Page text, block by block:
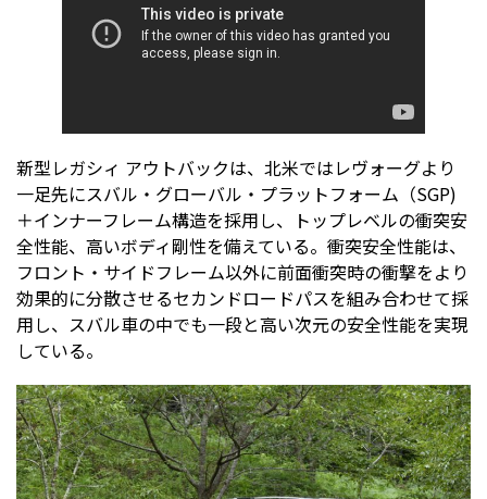
新型レガシィ アウトバックは、北米ではレヴォーグより
一足先にスバル・グローバル・プラットフォーム（SGP)
＋インナーフレーム構造を採用し、トップレベルの衝突安
全性能、高いボディ剛性を備えている。衝突安全性能は、
フロント・サイドフレーム以外に前面衝突時の衝撃をより
効果的に分散させるセカンドロードパスを組み合わせて採
用し、スバル車の中でも一段と高い次元の安全性能を実現
している。